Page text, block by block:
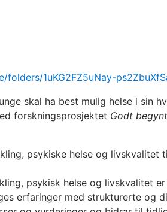
1uKG2FZ5uNay-
skal ha best mulig helse i sin
forskningsprosjektet Godt
psykiske helse og
psykisk helse og livskvalitet
erfaringer med strukturerte og